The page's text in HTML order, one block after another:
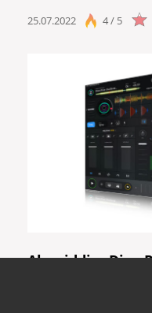
25.07.2022 4 / 5
Algoriddim Djay
Algoriddim bringen